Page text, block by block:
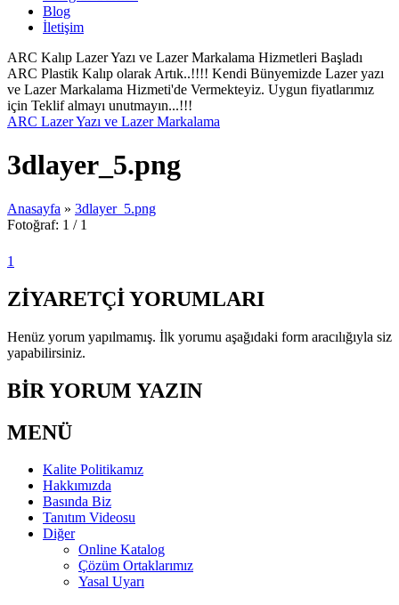
Blog
İletişim
ARC Kalıp Lazer Yazı ve Lazer Markalama Hizmetleri Başladı
ARC Plastik Kalıp olarak Artık..!!!! Kendi Bünyemizde Lazer yazı
ve Lazer Markalama Hizmeti'de Vermekteyiz. Uygun fiyatlarımız
için Teklif almayı unutmayın...!!!
ARC Lazer Yazı ve Lazer Markalama
3dlayer_5.png
Anasayfa » 3dlayer_5.png
Fotoğraf: 1 / 1
1
ZİYARETÇİ YORUMLARI
Henüz yorum yapılmamış. İlk yorumu aşağıdaki form aracılığıyla siz
yapabilirsiniz.
BİR YORUM YAZIN
MENÜ
Kalite Politikamız
Hakkımızda
Basında Biz
Tanıtım Videosu
Diğer
Online Katalog
Çözüm Ortaklarımız
Yasal Uyarı